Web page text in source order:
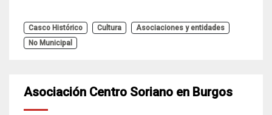
Casco Histórico Cultura
Asociaciones y entidades
No Municipal
Asociación Centro Soriano en Burgos